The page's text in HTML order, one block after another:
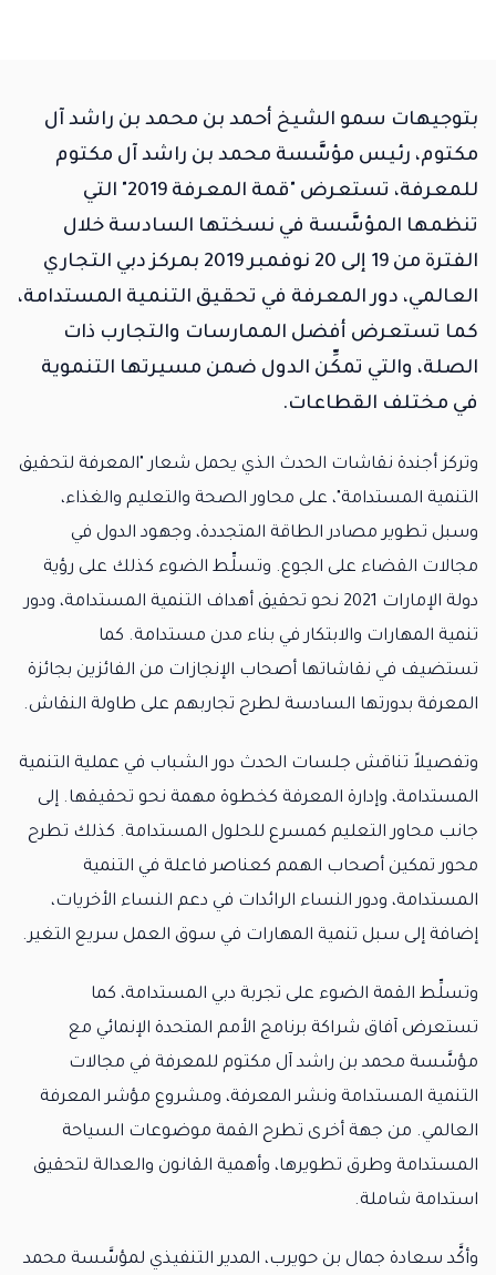
بتوجيهات سمو الشيخ أحمد بن محمد بن راشد آل
مكتوم، رئيس مؤسَّسة محمد بن راشد آل مكتوم
للمعرفة، تستعرض "قمة المعرفة 2019" التي
تنظمها المؤسَّسة في نسختها السادسة خلال
الفترة من 19 إلى 20 نوفمبر 2019 بمركز دبي التجاري
العالمي، دور المعرفة في تحقيق التنمية المستدامة،
كما تستعرض أفضل الممارسات والتجارب ذات
الصلة، والتي تمكِّن الدول ضمن مسيرتها التنموية
في مختلف القطاعات.
وتركز أجندة نقاشات الحدث الذي يحمل شعار "المعرفة لتحقيق
التنمية المستدامة"، على محاور الصحة والتعليم والغذاء،
وسبل تطوير مصادر الطاقة المتجددة، وجهود الدول في
مجالات القضاء على الجوع. وتسلِّط الضوء كذلك على رؤية
دولة الإمارات 2021 نحو تحقيق أهداف التنمية المستدامة، ودور
تنمية المهارات والابتكار في بناء مدن مستدامة. كما
تستضيف في نقاشاتها أصحاب الإنجازات من الفائزين بجائزة
المعرفة بدورتها السادسة لطرح تجاربهم على طاولة النقاش.
وتفصيلاً تناقش جلسات الحدث دور الشباب في عملية التنمية
المستدامة، وإدارة المعرفة كخطوة مهمة نحو تحقيقها. إلى
جانب محاور التعليم كمسرع للحلول المستدامة. كذلك تطرح
محور تمكين أصحاب الهمم كعناصر فاعلة في التنمية
المستدامة، ودور النساء الرائدات في دعم النساء الأخريات،
إضافة إلى سبل تنمية المهارات في سوق العمل سريع التغير.
وتسلِّط القمة الضوء على تجربة دبي المستدامة، كما
تستعرض آفاق شراكة برنامج الأمم المتحدة الإنمائي مع
مؤسَّسة محمد بن راشد آل مكتوم للمعرفة في مجالات
التنمية المستدامة ونشر المعرفة، ومشروع مؤشر المعرفة
العالمي. من جهة أخرى تطرح القمة موضوعات السياحة
المستدامة وطرق تطويرها، وأهمية القانون والعدالة لتحقيق
استدامة شاملة.
وأكَّد سعادة جمال بن حويرب، المدير التنفيذي لمؤسَّسة محمد